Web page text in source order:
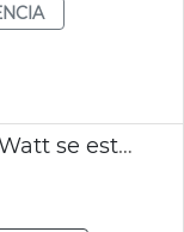
La empresa francesa Hello Watt se establece en València